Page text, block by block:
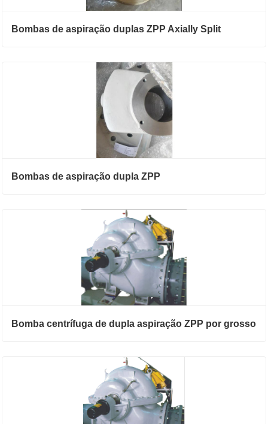
Bombas de aspiração duplas ZPP Axially Split
Bombas de aspiração dupla ZPP
Bomba centrífuga de dupla aspiração ZPP por grosso